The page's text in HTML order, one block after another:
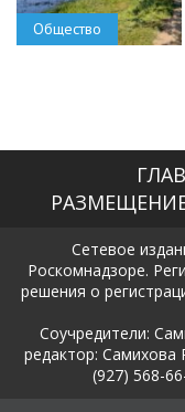
Общество
Сетевое
Роскомнадзоре.
решения о
Соучредители:
редактор: Самихова
(927) 568-